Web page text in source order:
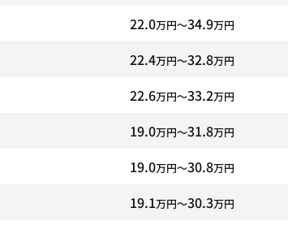
22.0万円〜34.9万円
22.4万円〜32.8万円
22.6万円〜33.2万円
19.0万円〜31.8万円
19.0万円〜30.8万円
19.1万円〜30.3万円